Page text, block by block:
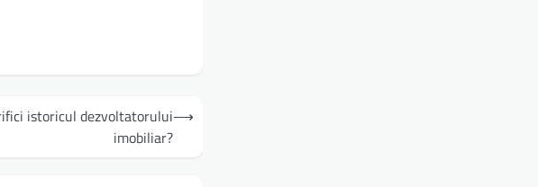
istoricul dezvoltatorului
imobiliar?
⟶